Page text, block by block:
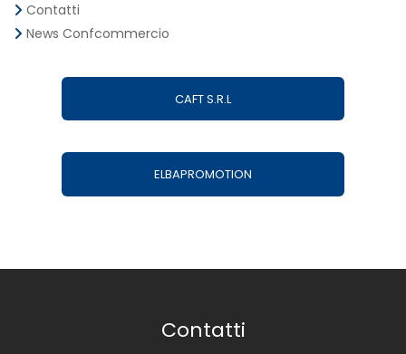
Contatti
News Confcommercio
CAFT S.R.L
ELBAPROMOTION
Contatti